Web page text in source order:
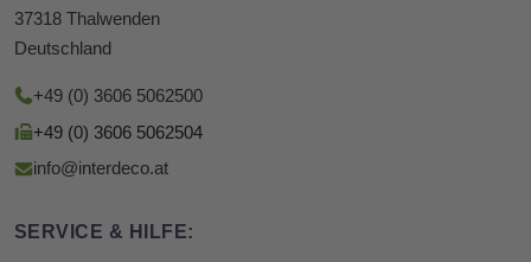
37318 Thalwenden
Deutschland
+49 (0) 3606 5062500
+49 (0) 3606 5062504
info@interdeco.at
SERVICE & HILFE: